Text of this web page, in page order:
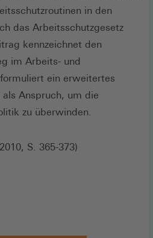
in den
das Arbeitsschutzgesetz
kennzeichnet den
im Arbeits- und
ein erweitertes
Anspruch, um die
zu überwinden.
S. 365-373)